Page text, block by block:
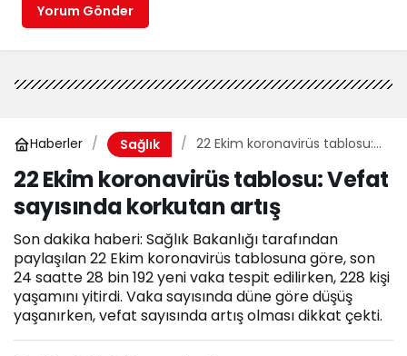
Yorum Gönder
Haberler Sağlık
22 Ekim koronavirüs tablosu:
22 Ekim koronavirüs tablosu: Vefat
sayısında korkutan artış
Son dakika haberi: Sağlık Bakanlığı tarafından
paylaşılan 22 Ekim koronavirüs tablosuna göre, son
24 saatte 28 bin 192 yeni vaka tespit edilirken, 228 kişi
yaşamını yitirdi. Vaka sayısında düne göre düşüş
yaşanırken, vefat sayısında artış olması dikkat çekti.